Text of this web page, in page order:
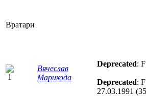
Вратари
Вячеслав
Марикода
Deprecated:
Deprecated:
27.03.1991